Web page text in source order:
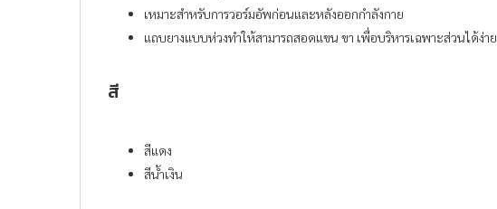
เหมาะสำหรับการวอร์มอัพก่อนและหลังออกกำลังกาย
แถบยางแบบห่วงทำให้สามารถสอดแขน ขา เพื่อบริหารเฉพาะส่วนได้ง่าย
สี
สีแดง
สีน้ำเงิน